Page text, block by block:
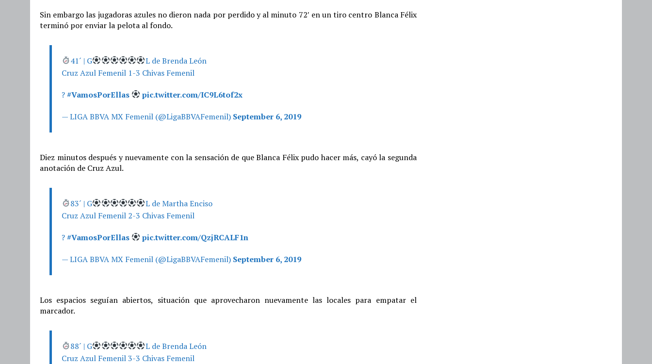
Sin embargo las jugadoras azules no dieron nada por perdido y al minuto 72′ en un tiro centro Blanca Félix
terminó por enviar la pelota al fondo.
41´ | G
L de Brenda León
Cruz Azul Femenil 1-3 Chivas Femenil
?#VamosPorEllas pic.twitter.com/IC9L6tof2x
— LIGA BBVA MX Femenil (@LigaBBVAFemenil) September 6, 2019
Diez minutos después y nuevamente con la sensación de que Blanca Félix pudo hacer más, cayó la segunda
anotación de Cruz Azul.
83´ | G
L de Martha Enciso
Cruz Azul Femenil 2-3 Chivas Femenil
?#VamosPorEllas pic.twitter.com/QzjRCALF1n
— LIGA BBVA MX Femenil (@LigaBBVAFemenil) September 6, 2019
Los espacios seguían abiertos, situación que aprovecharon nuevamente las locales para empatar el
marcador.
88´ | G
L de Brenda León
Cruz Azul Femenil 3-3 Chivas Femenil